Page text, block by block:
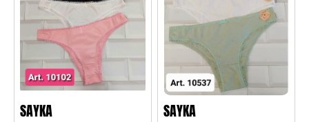
SAYKA SAYKA